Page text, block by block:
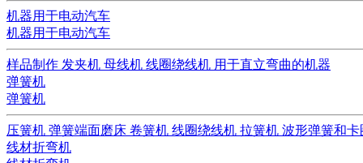
机器用于电动汽车
机器用于电动汽车
样品制作 发夹机 母线机 线圈绕线机 用于直立弯曲的机器
弹簧机
弹簧机
压簧机 弹簧端面磨床 卷簧机 线圈绕线机 拉簧机 波形弹簧和卡
线材折弯机